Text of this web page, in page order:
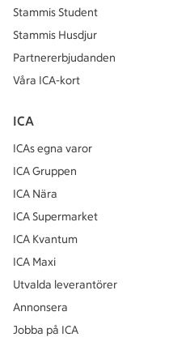
Stammis Student
Stammis Husdjur
Partnererbjudanden
Våra ICA-kort
ICA
ICAs egna varor
ICA Gruppen
ICA Nära
ICA Supermarket
ICA Kvantum
ICA Maxi
Utvalda leverantörer
Annonsera
Jobba på ICA